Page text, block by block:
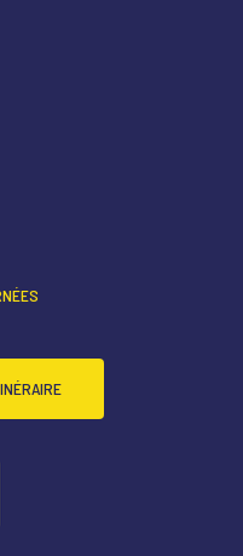
RÉSERVATION
ACTUALITÉS